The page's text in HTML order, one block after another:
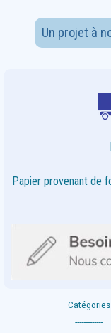
Un projet à
Papier provenant de
Catégories
-------------